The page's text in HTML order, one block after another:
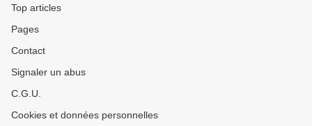
Top articles
Pages
Contact
Signaler un abus
C.G.U.
Cookies et données personnelles